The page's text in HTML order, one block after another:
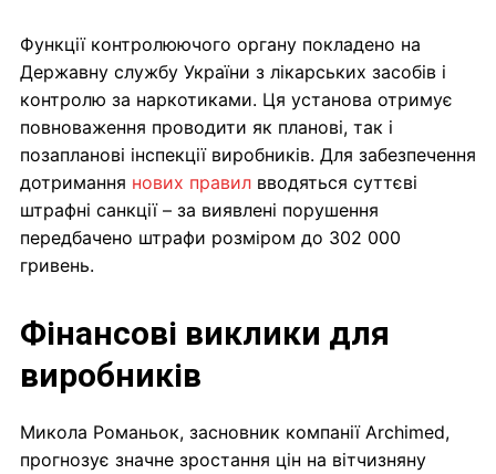
Функції контролюючого органу покладено на
Державну службу України з лікарських засобів і
контролю за наркотиками. Ця установа отримує
повноваження проводити як планові, так і
позапланові інспекції виробників. Для забезпечення
дотримання нових правил вводяться суттєві
штрафні санкції – за виявлені порушення
передбачено штрафи розміром до 302 000
гривень.
Фінансові виклики для
виробників
Микола Романьок, засновник компанії Archimed,
прогнозує значне зростання цін на вітчизняну